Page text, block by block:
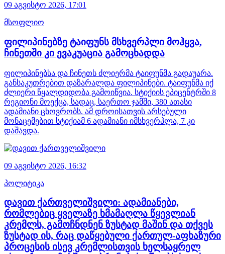
09 აგვისტო 2026, 17:01
მსოფლიო
ფილიპინებზე ტაიფუნს მსხვერპლი მოჰყვა,
ჩინეთში კი ევაკუაცია გამოცხადდა
ფილიპინებსა და ჩინეთს ძლიერმა ტაიფუნმა გადაუარა.
განსაკუთრებით დაზარალდა ფილიპინები. ტაიფუნმა იქ
ძლიერი წყალდიდობა გამოიწვია. სტიქიის ეპიცენტრში 8
რეგიონი მოექცა, სადაც, საერთო ჯამში, 380 ათასი
ადამიანი ცხოვრობს. ამ დროისათვის არსებული
მონაცემებით სტიქიამ 6 ადამიანი იმსხვერპლა, 7 კი
დაშავდა.
09 აგვისტო 2026, 16:32
პოლიტიკა
დავით ქართველიშვილი: ადამიანები,
რომლებიც ყველაზე ხმამაღლა წყევლიან
კრემლს, გამოჩნდნენ ზუსტად მაშინ და თქვეს
ზუსტად ის, რაც დაწყებული ქართულ-აფხაზური
პროცესის ისევ კრემლისთვის ხელსაყრელ